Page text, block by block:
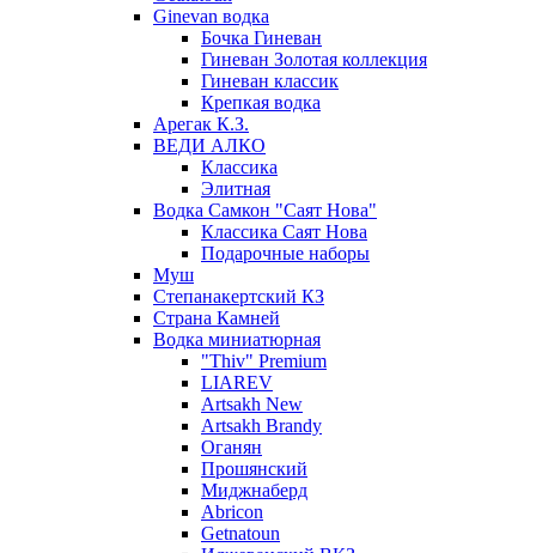
Ginevan водка
Бочка Гиневан
Гиневан Золотая коллекция
Гиневан классик
Крепкая водка
Арегак К.З.
ВЕДИ АЛКО
Классика
Элитная
Водка Самкон "Саят Нова"
Классика Саят Нова
Подарочные наборы
Муш
Степанакертский КЗ
Страна Камней
Водка миниатюрная
"Thiv" Premium
LIAREV
Artsakh New
Artsakh Brandy
Оганян
Прошянский
Миджнаберд
Abricon
Getnatoun